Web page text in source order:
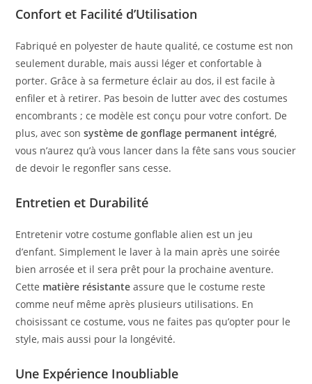
Confort et Facilité d’Utilisation
Fabriqué en polyester de haute qualité, ce costume est non
seulement durable, mais aussi léger et confortable à
porter. Grâce à sa fermeture éclair au dos, il est facile à
enfiler et à retirer. Pas besoin de lutter avec des costumes
encombrants ; ce modèle est conçu pour votre confort. De
plus, avec sonsystème de gonflage permanent intégré,
vous n’aurez qu’à vous lancer dans la fête sans vous soucier
de devoir le regonfler sans cesse.
Entretien et Durabilité
Entretenir votre costume gonflable alien est un jeu
d’enfant. Simplement le laver à la main après une soirée
bien arrosée et il sera prêt pour la prochaine aventure.
Cette matière résistante assure que le costume reste
comme neuf même après plusieurs utilisations. En
choisissant ce costume, vous ne faites pas qu’opter pour le
style, mais aussi pour la longévité.
Une Expérience Inoubliable